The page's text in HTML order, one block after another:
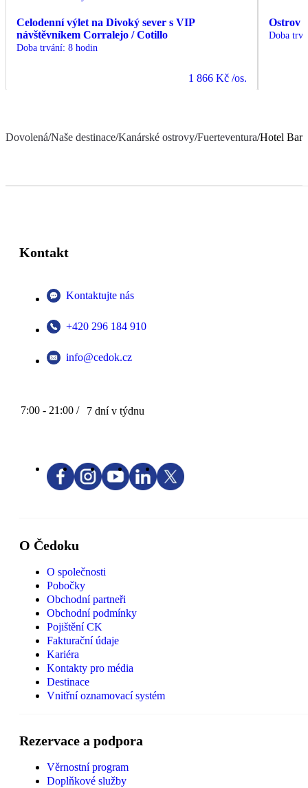
Celodenní výlet na Divoký sever s VIP
návštěvníkem Corralejo / Cotillo
Doba trvání: 8 hodin
1 866 Kč /os.
Ostrov
Doba
Dovolená/Naše destinace/Kanárské ostrovy/Fuerteventura/Hotel
Kontakt
Kontaktujte nás
+420 296 184 910
info@cedok.cz
7:00 - 21:00 / 7 dní v týdnu
O Čedoku
O společnosti
Pobočky
Obchodní partneři
Obchodní podmínky
Pojištění CK
Fakturační údaje
Kariéra
Kontakty pro média
Destinace
Vnitřní oznamovací systém
Rezervace a podpora
Věrnostní program
Doplňkové služby